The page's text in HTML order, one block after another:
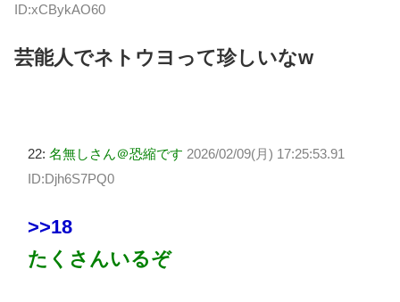
ID:xCBykAO60
芸能人でネトウヨって珍しいなw
22: 名無しさん＠恐縮です 2026/02/09(月) 17:25:53.91
ID:Djh6S7PQ0
>>18
たくさんいるぞ